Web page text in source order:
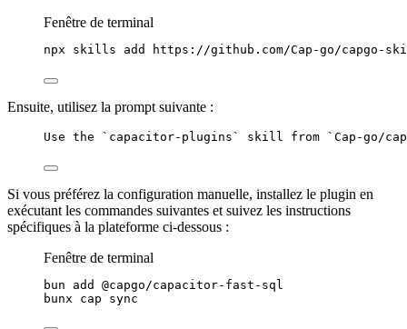
Fenêtre de terminal
npx skills add https://github.com/Cap-go/capgo-
Ensuite, utilisez la prompt suivante :
Use the `capacitor-plugins` skill from `Cap-go/
Si vous préférez la configuration manuelle, installez le plugin en
exécutant les commandes suivantes et suivez les instructions
spécifiques à la plateforme ci-dessous :
Fenêtre de terminal
bun add
@capgo/capacitor-fast-sql
bunx
cap sync